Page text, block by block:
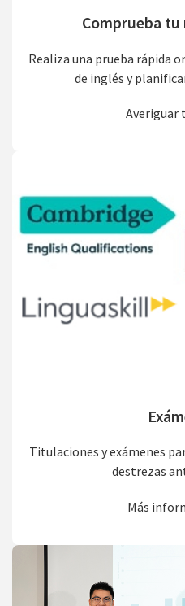
Comprueba
Realiza una prueba rápida
de inglés y
Averiguar
Titulaciones y exámenes
destrezas
Más